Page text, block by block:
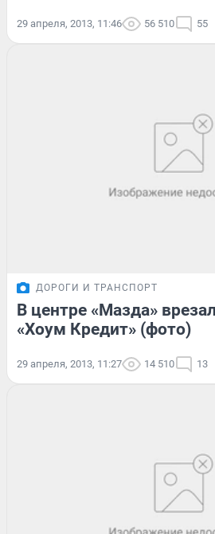
29 апреля, 2013, 11:46 56 510 55
ДОРОГИ И ТРАНСПОРТ
В центре «Мазда»
«Хоум Кредит» (фото)
29 апреля, 2013, 11:27 14 510 13